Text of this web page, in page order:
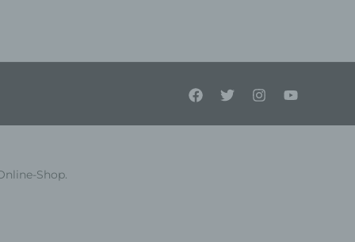
Shop.